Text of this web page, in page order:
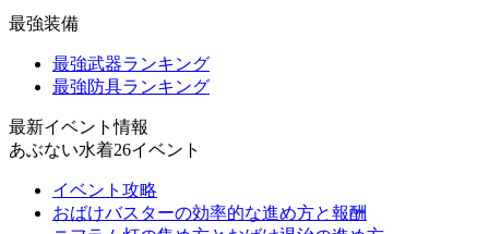
最強装備
最強武器ランキング
最強防具ランキング
最新イベント情報
あぶない水着26イベント
イベント攻略
おばけバスターの効率的な進め方と報酬